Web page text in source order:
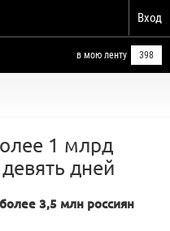
Вход
в мою ленту 398
1 млрд
дней
3,5 млн россиян